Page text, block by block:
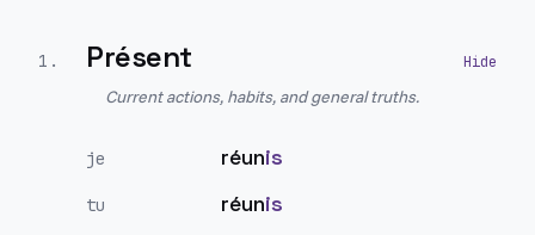
1 . Présent
Current actions, habits, and general truths.
je réunis
tu réunis